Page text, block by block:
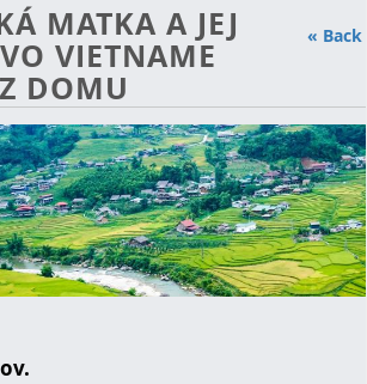
« Back
MATKA A JEJ
VIETNAME
DOMU